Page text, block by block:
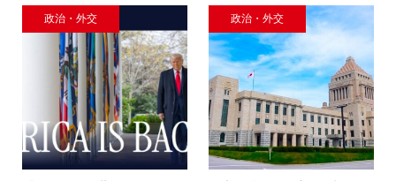
政治・外交 政治・外交